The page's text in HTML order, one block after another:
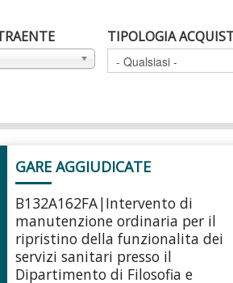
TIPOLOGIA
GARE AGGIUDICATE
B132A162FA|Intervento di
manutenzione ordinaria per il
ripristino della funzionalita dei
servizi sanitari presso il
Dipartimento di Filosofia e